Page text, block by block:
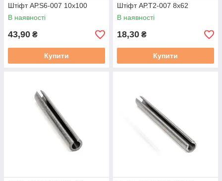
Штіфт АР.S6-007 10х100
В наявності
43,90 ₴
Купити
Штіфт АР.T2-007 8х62
В наявності
18,30 ₴
Купити